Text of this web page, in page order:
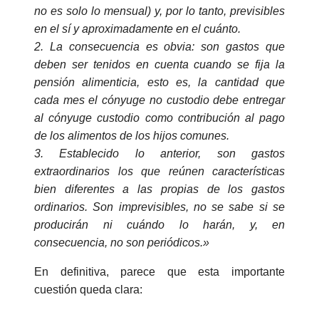
no es solo lo mensual) y, por lo tanto, previsibles
en el sí y aproximadamente en el cuánto.
2. La consecuencia es obvia: son gastos que
deben ser tenidos en cuenta cuando se fija la
pensión alimenticia, esto es, la cantidad que
cada mes el cónyuge no custodio debe entregar
al cónyuge custodio como contribución al pago
de los alimentos de los hijos comunes.
3. Establecido lo anterior, son gastos
extraordinarios los que reúnen características
bien diferentes a las propias de los gastos
ordinarios. Son imprevisibles, no se sabe si se
producirán ni cuándo lo harán, y, en
consecuencia, no son periódicos.»
En definitiva, parece que esta importante
cuestión queda clara: